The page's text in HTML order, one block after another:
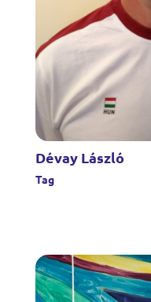
Dévay László
Tag